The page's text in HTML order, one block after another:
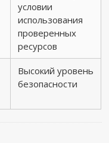
условии
использования
проверенных
ресурсов
Высокий уровень
безопасности